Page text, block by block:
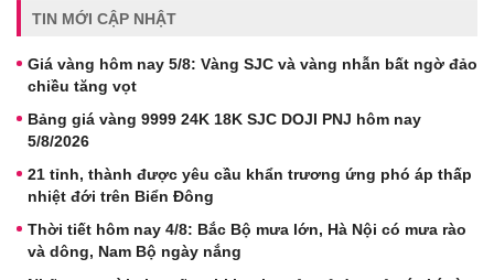
TIN MỚI CẬP NHẬT
Giá vàng hôm nay 5/8: Vàng SJC và vàng nhẫn bất ngờ đảo
chiều tăng vọt
Bảng giá vàng 9999 24K 18K SJC DOJI PNJ hôm nay
5/8/2026
21 tỉnh, thành được yêu cầu khẩn trương ứng phó áp thấp
nhiệt đới trên Biển Đông
Thời tiết hôm nay 4/8: Bắc Bộ mưa lớn, Hà Nội có mưa rào
và dông, Nam Bộ ngày nắng